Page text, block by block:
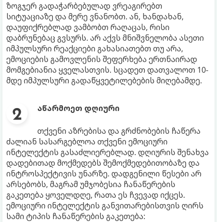
ზოგჯერ გადაჭარბებულად ვრეაგირებთ
სიტუაციაზე და მერე ვნანობთ. ან, ხანდახან,
დაუფიქრებლად ვამბობთ რაღაცას, რისი
დაბრუნებაც გვსურს. არ აქვს მნიშვნელობა ასეთი
იმპულსური რეაქციები გახასიათებთ თუ არა,
ემოციების გამოვლენის შეფერხება ერთნაირად
მომგებიანია ყველასთვის. სცადეთ დათვალოთ 10-
მდე იმპულსური გადაწყვეტილებების მიღებამდე.
აწარმოეთ დღიური
თქვენი აზრებისა და გრძნობების ჩაწერა
ძალიან სასარგებლოა თქვენი ემოციური
ინტელექტის გასაძლიერებლად. დღიურის შენახვა
დადებითად მოქმედებს შემოქმედებითობაზე და
ინტროსპექტივის უნარზე. დადგენილი წესები არ
არსებობს, მაგრამ უმჯობესია ჩანაწერების
გაკეთება ყოველდღე, რათა ეს ჩვევად იქცეს.
ემოციური ინტელექტის განვითარებისთვის ღირს
სამი ტიპის ჩანაწერების გაკეთება: